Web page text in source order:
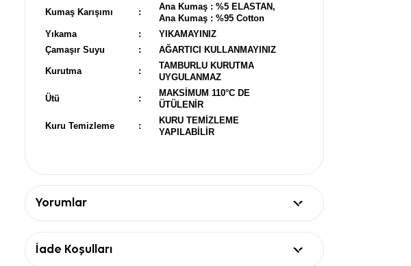
Kumaş Karışımı :
Ana Kumaş : %5 ELASTAN,
Ana Kumaş : %95 Cotton
Yıkama
:
YIKAMAYINIZ
Çamaşır Suyu
: AĞARTICI KULLANMAYINIZ
Kurutma :
TAMBURLU KURUTMA
UYGULANMAZ
Ütü :
MAKSİMUM 110°C DE
ÜTÜLENİR
Kuru Temizleme :
KURU TEMİZLEME
YAPILABİLİR
Yorumlar
İade Koşulları